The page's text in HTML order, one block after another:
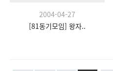
2004-04-27
[81동기모임] 왕자..